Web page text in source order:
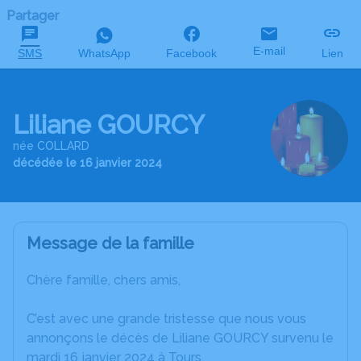
Partager
SMS WhatsApp Facebook E-mail Lien
Liliane GOURCY
née COLLARD
décédée le 16 janvier 2024
Message de la famille
Chère famille, chers amis,
C’est avec une grande tristesse que nous vous
annonçons le décès de Liliane GOURCY survenu le
mardi 16 janvier 2024 à Tours.